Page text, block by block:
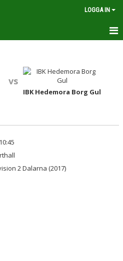
LOGGA IN
vs
IBK Hedemora Borg Gul
2 Dalarna (2017)